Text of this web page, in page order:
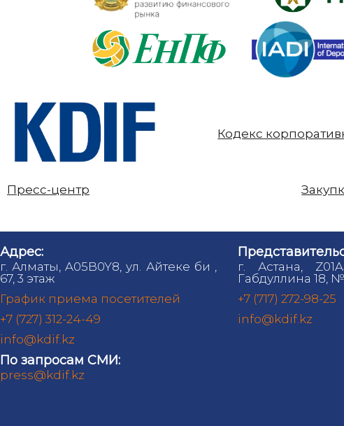
Кодекс
Пресс-центр
Адрес:
г. Алматы, A05B0Y8, ул. Айтеке би ,
67, 3 этаж
График приема посетителей
+7 (727) 312-24-49
info@kdif.kz
По запросам СМИ:
press@kdif.kz
г. Астана,
Габдуллина 18,
+7 (717) 272-98-25
info@kdif.kz